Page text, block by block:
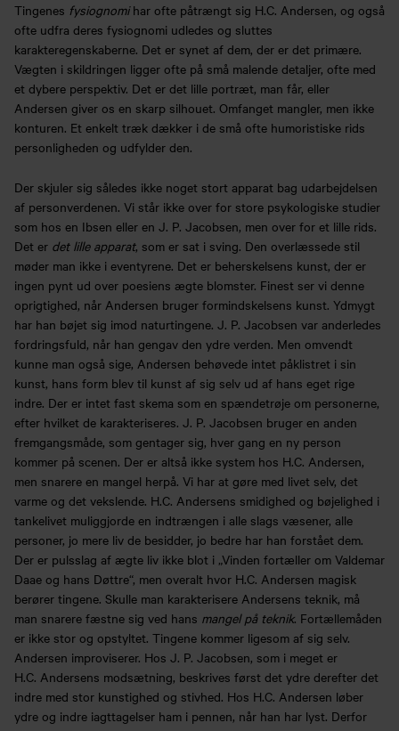
Tingenes fysiognomihar ofte påtrængt sig H.C. Andersen, og også
ofte udfra deres fysiognomi udledes og sluttes
karakteregenskaberne. Det er synet af dem, der er det primære.
Vægten i skildringen ligger ofte på små malende detaljer, ofte med
et dybere perspektiv. Det er det lille portræt, man får, eller
Andersen giver os en skarp silhouet. Omfanget mangler, men ikke
konturen. Et enkelt træk dækker i de små ofte humoristiske rids
personligheden og udfylder den.
Der skjuler sig således ikke noget stort apparat bag udarbejdelsen
af personverdenen. Vi står ikke over for store psykologiske studier
som hos en Ibsen eller en J. P. Jacobsen, men over for et lille rids.
Det er det lille apparat, som er sat i sving. Den overlæssede stil
møder man ikke i eventyrene. Det er beherskelsens kunst, der er
ingen pynt ud over poesiens ægte blomster. Finest ser vi denne
oprigtighed, når Andersen bruger formindskelsens kunst. Ydmygt
har han bøjet sig imod naturtingene. J. P. Jacobsen var anderledes
fordringsfuld, når han gengav den ydre verden. Men omvendt
kunne man også sige, Andersen behøvede intet påklistret i sin
kunst, hans form blev til kunst af sig selv ud af hans eget rige
indre. Der er intet fast skema som en spændetrøje om personerne,
efter hvilket de karakteriseres. J. P. Jacobsen bruger en anden
fremgangsmåde, som gentager sig, hver gang en ny person
kommer på scenen. Der er altså ikke system hos H.C. Andersen,
men snarere en mangel herpå. Vi har at gøre med livet selv, det
varme og det vekslende. H.C. Andersens smidighed og bøjelighed i
tankelivet muliggjorde en indtrængen i alle slags væsener, alle
personer, jo mere liv de besidder, jo bedre har han forstået dem.
Der er pulsslag af ægte liv ikke blot i „Vinden fortæller om Valdemar
Daae og hans Døttre“, men overalt hvor H.C. Andersen magisk
berører tingene. Skulle man karakterisere Andersens teknik, må
man snarere fæstne sig ved hans mangel på teknik. Fortællemåden
er ikke stor og opstyltet. Tingene kommer ligesom af sig selv.
Andersen improviserer. Hos J. P. Jacobsen, som i meget er
H.C. Andersens modsætning, beskrives først det ydre derefter det
indre med stor kunstighed og stivhed. Hos H.C. Andersen løber
ydre og indre iagttagelser ham i pennen, når han har lyst. Derfor